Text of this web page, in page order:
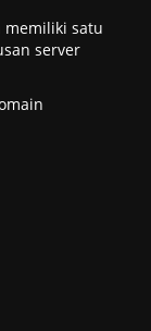
memiliki satu
server